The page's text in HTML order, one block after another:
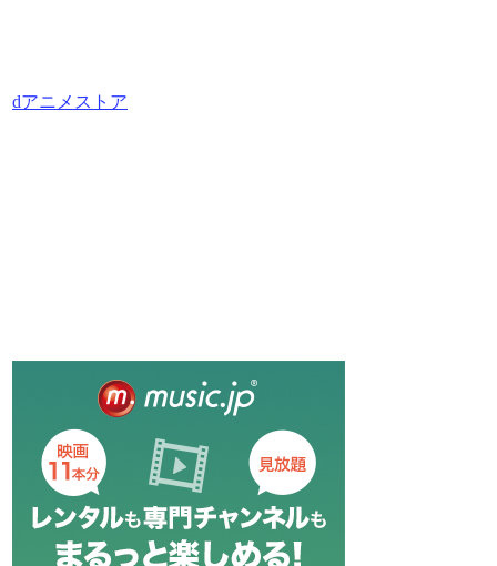
dアニメストア